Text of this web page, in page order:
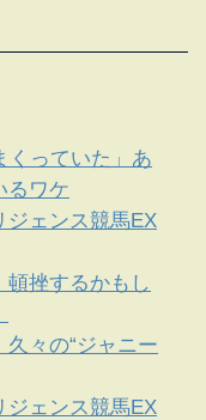
くっていた」あ
るワケ
ジェンス競馬EX
挫するかもし
々の“ジャニー
ジェンス競馬EX